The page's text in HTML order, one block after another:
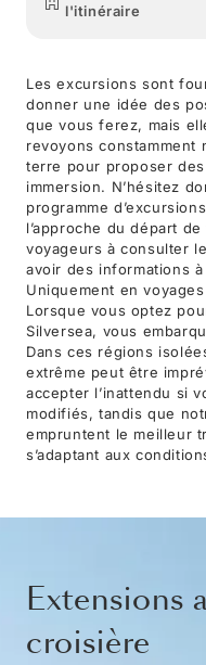
l'itinéraire
Les excursions sont
donner une idée des
que vous ferez, mais
revoyons constamment
terre pour proposer
immersion. N’hésitez
programme
l’approche du départ
voyageurs à consulter
avoir des informations à
Uniquement en
Lorsque vous optez
Silversea, vous
Dans ces régions
extrême peut être
accepter l’inattendu si
modifiés, tandis que
empruntent le meilleur
s’adaptant aux
Extensions
croisière